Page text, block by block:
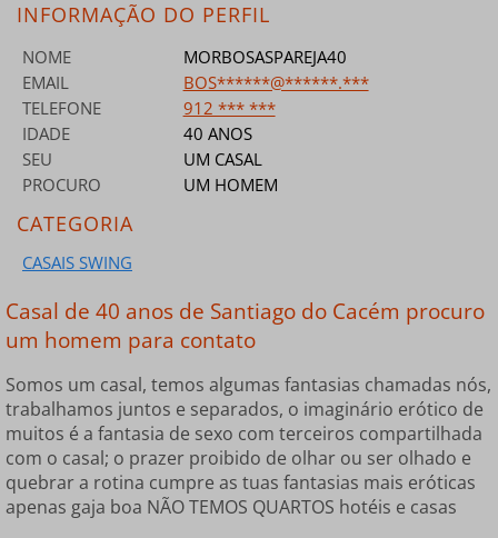
INFORMAÇÃO DO PERFIL
NOME
MORBOSASPAREJA40
EMAIL
BOS******@******.***
TELEFONE
912 *** ***
IDADE
40 ANOS
SEU
UM CASAL
PROCURO
UM HOMEM
CATEGORIA
CASAIS SWING
Casal de 40 anos de Santiago do Cacém procuro
um homem para contato
Somos um casal, temos algumas fantasias chamadas nós,
trabalhamos juntos e separados, o imaginário erótico de
muitos é a fantasia de sexo com terceiros compartilhada
com o casal; o prazer proibido de olhar ou ser olhado e
quebrar a rotina cumpre as tuas fantasias mais eróticas
apenas gaja boa NÃO TEMOS QUARTOS hotéis e casas